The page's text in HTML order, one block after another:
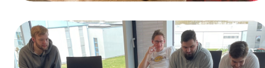
Ganadores del sorteo del Día de la
Formación